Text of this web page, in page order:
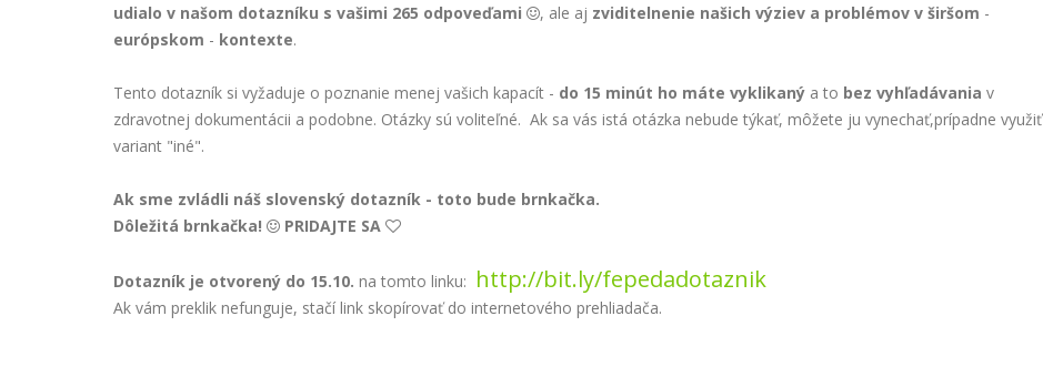
udialo v našom dotazníku s vašimi 265 odpoveďami , ale aj zviditelnenie našich výziev a problémov v širšom -
európskom - kontexte.
Tento dotazník si vyžaduje o poznanie menej vašich kapacít - do 15 minút ho máte vyklikaný a to bez vyhľadávania v
zdravotnej dokumentácii a podobne. Otázky sú voliteľné. Ak sa vás istá otázka nebude týkať, môžete ju vynechať,prípadne využiť
variant "iné".
Ak sme zvládli náš slovenský dotazník - toto bude brnkačka.
Dôležitá brnkačka!  PRIDAJTE SA 
Dotazník je otvorený do 15.10. na tomto linku: http://bit.ly/fepedadotaznik
Ak vám preklik nefunguje, stačí link skopírovať do internetového prehliadača.